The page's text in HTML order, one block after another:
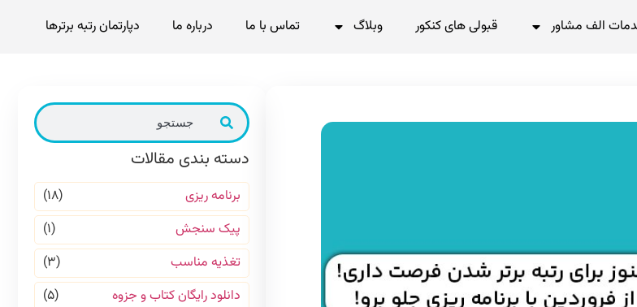
الف مشاور قبولی های کنکور وبلاگ تماس با ما درباره ما دپارتمان رتبه برترها
دسته بندی مقالات
برنامه ریزی
(۱۸)
پیک سنجش
(۱)
تغذیه مناسب
(۳)
دانلود رایگان کتاب و جزوه
(۵)